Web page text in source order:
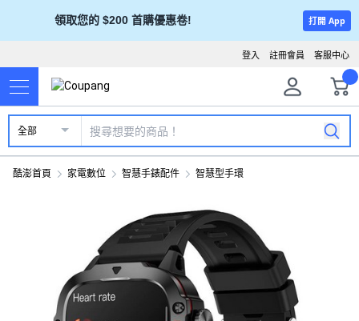
領取您的 $200 首購優惠卷! 打開 App
客服中心
註冊會員
登入
全部
酷澎首頁 家電數位 智慧手錶配件 智慧型手環